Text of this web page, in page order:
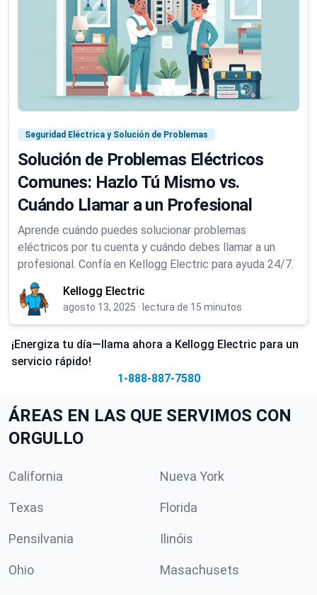
Seguridad Eléctrica y Solución de Problemas
Solución de Problemas Eléctricos
Comunes: Hazlo Tú Mismo vs.
Cuándo Llamar a un Profesional
Aprende cuándo puedes solucionar problemas
eléctricos por tu cuenta y cuándo debes llamar a un
profesional. Confía en Kellogg Electric para ayuda 24/7.
Kellogg Electric
agosto 13, 2025 · lectura de 15 minutos
¡Energiza tu día—llama ahora a Kellogg Electric para un
servicio rápido!
1-888-887-7580
ÁREAS EN LAS QUE SERVIMOS CON
ORGULLO
California Nueva York
Texas Florida
Pensilvania Ilinóis
Ohio Masachusets